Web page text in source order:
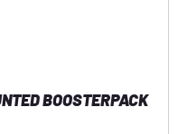
BOOSTERPACK